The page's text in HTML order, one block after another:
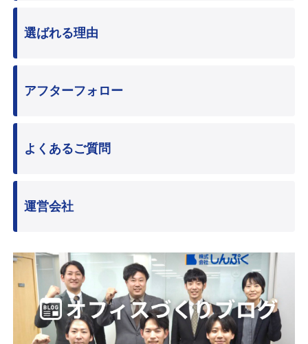
選ばれる理由
アフターフォロー
よくあるご質問
運営会社